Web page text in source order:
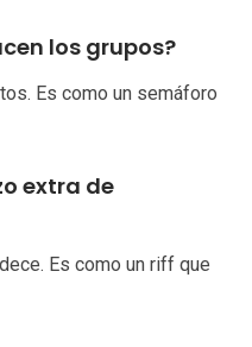
los grupos?
Es como un semáforo
extra de
Es como un riff que